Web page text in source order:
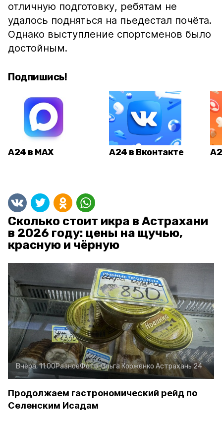
отличную подготовку, ребятам не
удалось подняться на пьедестал почёта.
Однако выступление спортсменов было
достойным.
Подпишись!
А24 в MAX А24 в Вконтакте
Сколько стоит икра в Астрахани
в 2026 году: цены на щучью,
красную и чёрную
Вчера, 11:00РазноеФото:Ольга Корженко Астрахань 24
Продолжаем гастрономический рейд по
Селенским Исадам